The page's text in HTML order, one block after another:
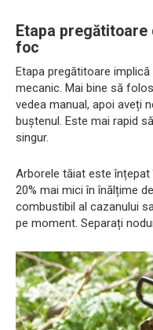
Etapa
foc
Etapa pregătitoare
mecanic. Mai bine să
vedea manual, apoi aveți
buștenul. Este mai rapid
singur.
Arborele tăiat este
20% mai mici în înălțime
combustibil al cazanului
pe moment. Separați